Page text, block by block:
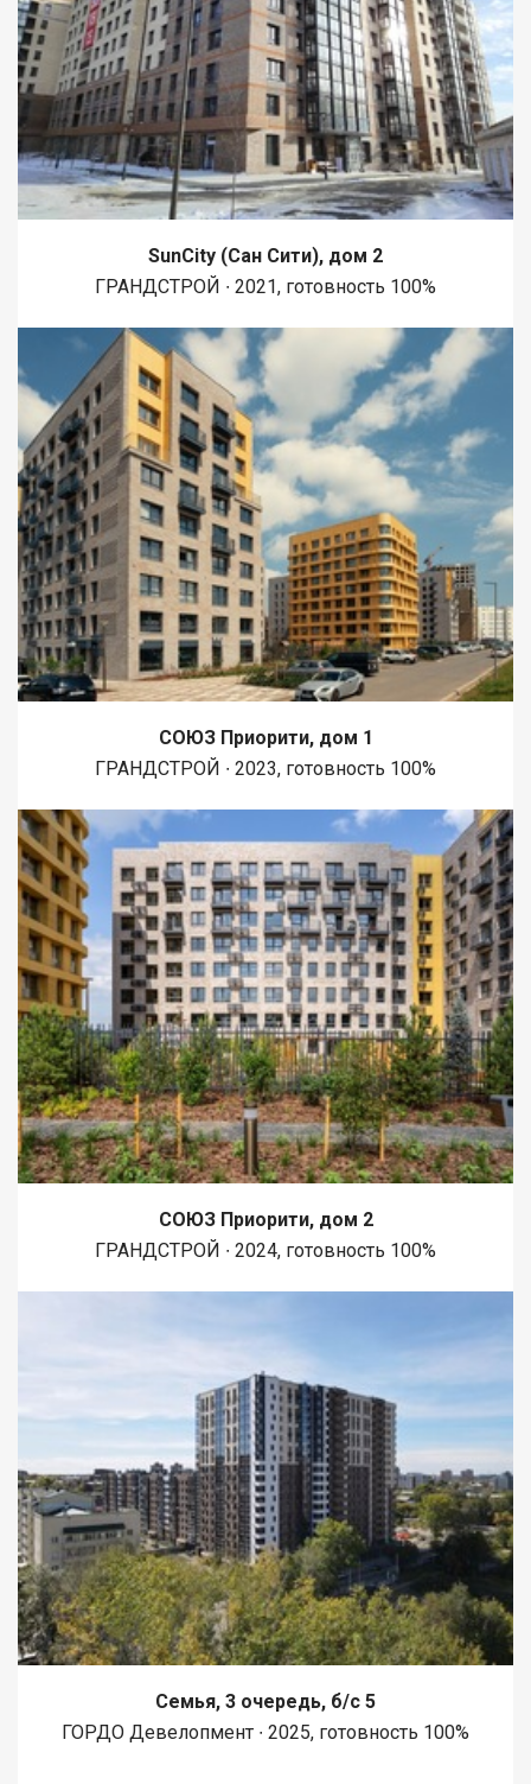
SunCity (Сан Сити), дом 2
ГРАНДСТРОЙ ∙ 2021, готовность 100%
СОЮЗ Приорити, дом 1
ГРАНДСТРОЙ ∙ 2023, готовность 100%
СОЮЗ Приорити, дом 2
ГРАНДСТРОЙ ∙ 2024, готовность 100%
Семья, 3 очередь, б/с 5
ГОРДО Девелопмент ∙ 2025, готовность 100%